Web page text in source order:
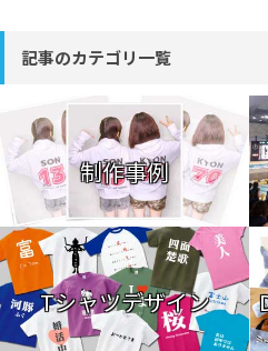
記事のカテゴリ一覧
制作事例
Tシャツデザイン